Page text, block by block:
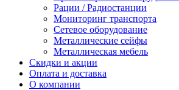
Рации / Радиостанции
Мониторинг транспорта
Сетевое оборудование
Металлические сейфы
Металлическая мебель
Скидки и акции
Оплата и доставка
О компании